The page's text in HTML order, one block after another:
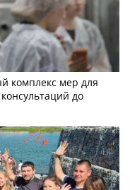
комплекс мер для
до